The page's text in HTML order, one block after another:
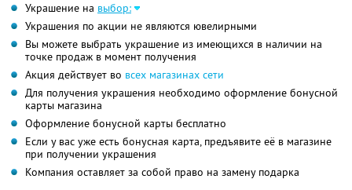
Украшение на выбор:
Украшения по акции не являются ювелирными
Вы можете выбрать украшение из имеющихся в наличии на
точке продаж в момент получения
Акция действует во всех магазинах сети
Для получения украшения необходимо оформление бонусной
карты магазина
Оформление бонусной карты бесплатно
Если у вас уже есть бонусная карта, предъявите её в магазине
при получении украшения
Компания оставляет за собой право на замену подарка